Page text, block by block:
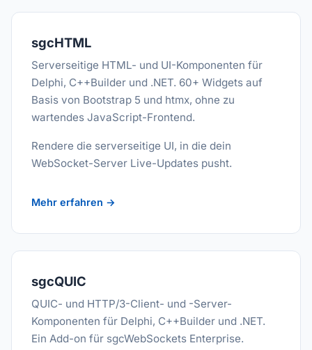
sgcHTML
Serverseitige HTML- und UI-Komponenten für
Delphi, C++Builder und .NET. 60+ Widgets auf
Basis von Bootstrap 5 und htmx, ohne zu
wartendes JavaScript-Frontend.
Rendere die serverseitige UI, in die dein
WebSocket-Server Live-Updates pusht.
Mehr erfahren →
sgcQUIC
QUIC- und HTTP/3-Client- und -Server-
Komponenten für Delphi, C++Builder und .NET.
Ein Add-on für sgcWebSockets Enterprise.